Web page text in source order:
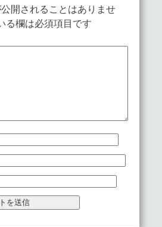
開されることはありませ
る欄は必須項目です